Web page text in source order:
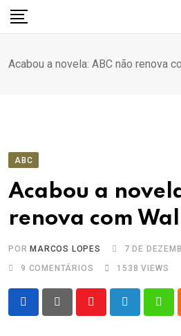
para
conteúdo
Acabou a novela: ABC não renova
ABC
Acabou a
renova com
POR MARCOS LOPES
7 DE
9 COMENTÁRIOS 1538 VIEWS